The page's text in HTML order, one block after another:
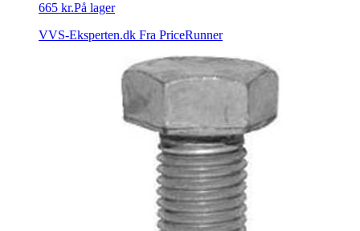
665 kr.På lager
VVS-Eksperten.dk Fra PriceRunner